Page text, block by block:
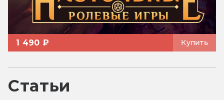
1 490 ₽ Купить
Статьи